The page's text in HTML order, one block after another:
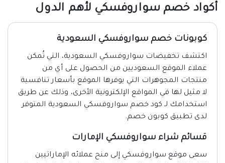
أكواد خصم سواروفسكي لأهم الدول
كوبونات خصم سواروفسكي السعودية
اكتشف تخفيضات سواروفسكي السعودية، التي تُمكن
عملاء الموقع السعوديين من الحصول على أي من
منتجات المجوهرات التي يوفرها الموقع بأسعار تنافسية
لا مثيل لها في المواقع الإلكترونية الأخرى، وذلك عن طريق
استخدامك لـ كود خصم سواروفسكي السعودية المتوفر
لدى تطبيق كوبون خصم.
قسائم شراء سواروفسكي الإمارات
سعى موقع سواروفسكي إلى منح عملائه الإماراتيين